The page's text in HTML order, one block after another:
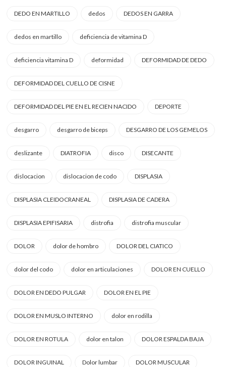
DEDO EN MARTILLO dedos DEDOS EN GARRA
dedos en martillo deficiencia de vitamina D
deficiencia vitamina D deformidad DEFORMIDAD DE DEDO
DEFORMIDAD DEL CUELLO DE CISNE
DEFORMIDAD DEL PIE EN EL RECIEN NACIDO DEPORTE
desgarro desgarro de biceps DESGARRO DE LOS GEMELOS
deslizante DIATROFIA disco DISECANTE
dislocacion dislocacion de codo DISPLASIA
DISPLASIA CLEIDOCRANEAL DISPLASIA DE CADERA
DISPLASIA EPIFISARIA distrofia distrofia muscular
DOLOR dolor de hombro DOLOR DEL CIATICO
dolor del codo dolor en articulaciones DOLOR EN CUELLO
DOLOR EN DEDO PULGAR DOLOR EN EL PIE
DOLOR EN MUSLO INTERNO dolor en rodilla
DOLOR EN ROTULA dolor en talon DOLOR ESPALDA BAJA
DOLOR INGUINAL Dolor lumbar DOLOR MUSCULAR